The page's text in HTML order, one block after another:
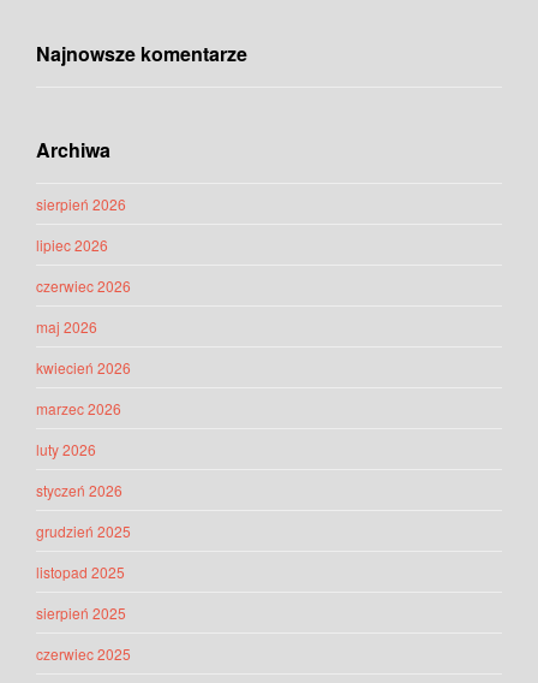
Najnowsze komentarze
Archiwa
sierpień 2026
lipiec 2026
czerwiec 2026
maj 2026
kwiecień 2026
marzec 2026
luty 2026
styczeń 2026
grudzień 2025
listopad 2025
sierpień 2025
czerwiec 2025